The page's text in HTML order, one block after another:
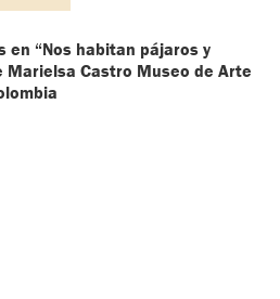
en “Nos habitan pájaros y
Marielsa Castro Museo de Arte